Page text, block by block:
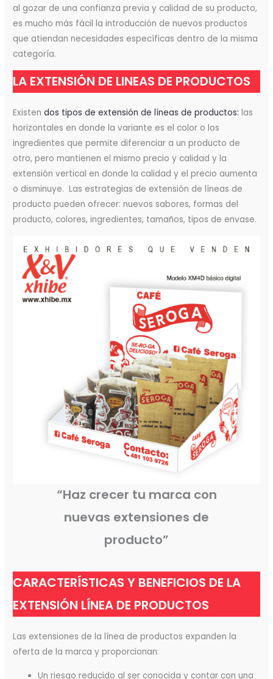
al gozar de una confianza previa y calidad de su producto,
es mucho más fácil la introducción de nuevos productos
que atiendan necesidades específicas dentro de la misma
categoría.
LA EXTENSIÓN DE LINEAS DE PRODUCTOS
Existendos tipos de extensión de líneas de productos: las
horizontales en donde la variante es el color o los
ingredientes que permite diferenciar a un producto de
otro, pero mantienen el mismo precio y calidad y la
extensión vertical en donde la calidad y el precio aumenta
o disminuye. Las estrategias de extensión de líneas de
producto pueden ofrecer: nuevos sabores, formas del
producto, colores, ingredientes, tamaños, tipos de envase.
“Haz crecer tu marca con
nuevas extensiones de
producto”
CARACTERÍSTICAS Y BENEFICIOS DE LA
EXTENSIÓN LÍNEA DE PRODUCTOS
Las extensiones de la línea de productos expanden la
oferta de la marca y proporcionan:
Un riesgo reducido al ser conocida y contar con una